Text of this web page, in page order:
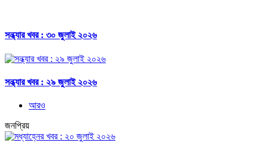
সন্ধ্যার খবর : ৩০ জুলাই ২০২৬
সন্ধ্যার খবর : ২৯ জুলাই ২০২৬
আরও
জনপ্রিয়